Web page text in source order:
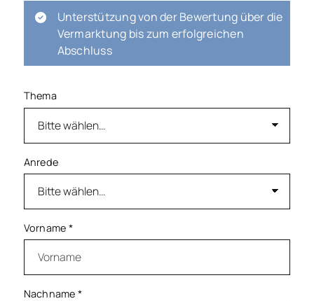
Unterstützung von der Bewertung über die
Vermarktung bis zum erfolgreichen
Abschluss
Thema
Anrede
Vorname *
Nachname *